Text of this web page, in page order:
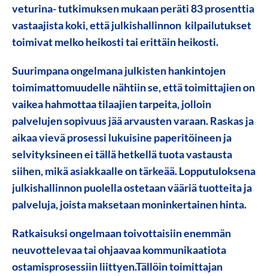
veturina- tutkimuksen mukaan peräti 83 prosenttia
vastaajista koki, ettäjulkishallinnon kilpailutukset
toimivat melko heikosti tai erittäin heikosti.
Suurimpana ongelmana julkisten hankintojen
toimimattomuudelle nähtiin se, ettätoimittajien on
vaikea hahmottaa tilaajien tarpeita,jolloin
palvelujen sopivuus jää arvausten varaan. Raskas ja
aikaa vievä prosessi lukuisine paperitöineen ja
selvityksineen ei tällä hetkellä tuota vastausta
siihen, mikä asiakkaalle on tärkeää. Lopputuloksena
julkishallinnon puolella ostetaan vääriä tuotteita ja
palveluja, joista maksetaan moninkertainen hinta.
Ratkaisuksi ongelmaan toivottaisiinenemmän
neuvottelevaa tai ohjaavaa kommunikaatiota
ostamisprosessiin liittyen.Tällöin toimittajan